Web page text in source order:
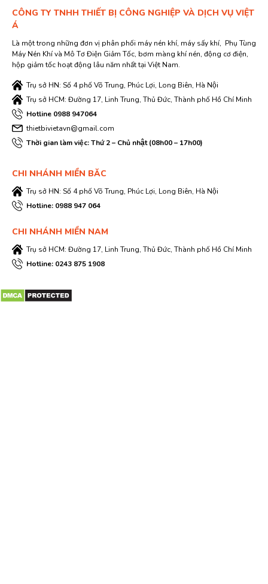
CÔNG TY TNHH THIẾT BỊ CÔNG NGHIỆP VÀ DỊCH VỤ VIỆT
Á
Là một trong những đơn vị phân phối máy nén khí, máy sấy khí, Phụ Tùng
Máy Nén Khí và Mô Tơ Điện Giảm Tốc, bơm màng khí nén, động cơ điện,
hộp giảm tốc hoạt động lâu năm nhất tại Việt Nam.
Trụ sở HN: Số 4 phố Võ Trung, Phúc Lợi, Long Biên, Hà Nội
Trụ sở HCM: Đường 17, Linh Trung, Thủ Đức, Thành phố Hồ Chí Minh
Hotline 0988 947064
thietbivietavn@gmail.com
Thời gian làm việc: Thứ 2 – Chủ nhật (08h00 – 17h00)
CHI NHÁNH MIỀN BĂC
Trụ sở HN: Số 4 phố Võ Trung, Phúc Lợi, Long Biên, Hà Nội
Hotline: 0988 947 064
CHI NHÁNH MIỀN NAM
Trụ sở HCM: Đường 17, Linh Trung, Thủ Đức, Thành phố Hồ Chí Minh
Hotline: 0243 875 1908